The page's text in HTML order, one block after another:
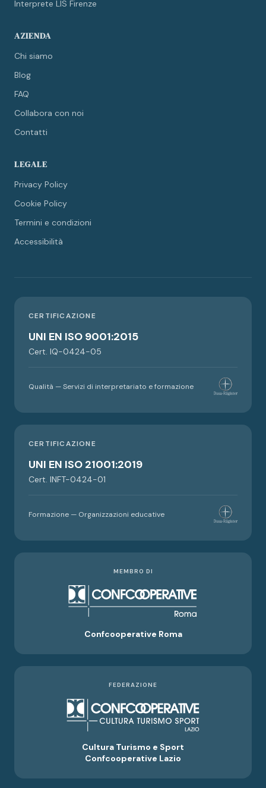
Interprete LIS Firenze
AZIENDA
Chi siamo
Blog
FAQ
Collabora con noi
Contatti
LEGALE
Privacy Policy
Cookie Policy
Termini e condizioni
Accessibilità
CERTIFICAZIONE
UNI EN ISO 9001:2015
Cert. IQ-0424-05
Qualità — Servizi di interpretariato e formazione
CERTIFICAZIONE
UNI EN ISO 21001:2019
Cert. INFT-0424-01
Formazione — Organizzazioni educative
MEMBRO DI
Confcooperative Roma
FEDERAZIONE
Cultura Turismo e Sport
Confcooperative Lazio